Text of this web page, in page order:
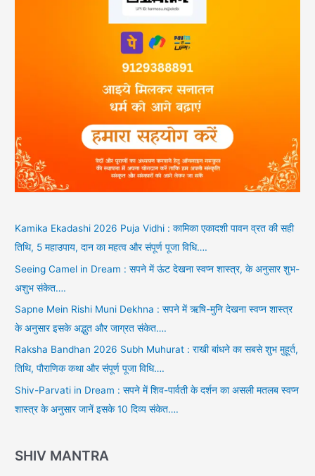
Kamika Ekadashi 2026 Puja Vidhi : कामिका एकादशी पावन व्रत की सही
तिथि, 5 महाउपाय, दान का महत्व और संपूर्ण पूजा विधि….
Seeing Camel in Dream : सपने में ऊंट देखना स्वप्न शास्त्र, के अनुसार शुभ-
अशुभ संकेत….
Sapne Mein Rishi Muni Dekhna : सपने में ऋषि-मुनि देखना स्वप्न शास्त्र
के अनुसार इसके अद्भुत और जाग्रत संकेत….
Raksha Bandhan 2026 Subh Muhurat : राखी बांधने का सबसे शुभ मुहूर्त,
तिथि, पौराणिक कथा और संपूर्ण पूजा विधि….
Shiv-Parvati in Dream : सपने में शिव-पार्वती के दर्शन का असली मतलब स्वप्न
शास्त्र के अनुसार जानें इसके 10 दिव्य संकेत….
SHIV MANTRA